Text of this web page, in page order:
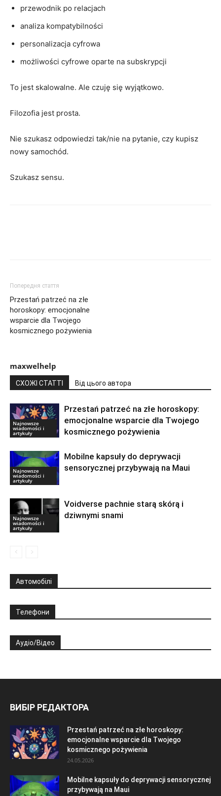
przewodnik po relacjach
analiza kompatybilności
personalizacja cyfrowa
możliwości cyfrowe oparte na subskrypcji
To jest skalowalne. Ale czuję się wyjątkowo.
Filozofia jest prosta.
Nie szukasz odpowiedzi tak/nie na pytanie, czy kupisz
nowy samochód.
Szukasz sensu.
Попередня стаття
Przestań patrzeć na złe
horoskopy: emocjonalne
wsparcie dla Twojego
kosmicznego pożywienia
maxwelhelp
СХОЖІ СТАТТІ Від цього автора
Najnowsze
wiadomości i
artykuły
Przestań patrzeć na złe horoskopy:
emocjonalne wsparcie dla Twojego
kosmicznego pożywienia
Najnowsze
wiadomości i
artykuły
Mobilne kapsuły do deprywacji
sensorycznej przybywają na Maui
Najnowsze
wiadomości i
artykuły
Voidverse pachnie starą skórą i
dziwnymi snami
Автомобілі
Телефони
Аудіо/Відео
ВИБІР РЕДАКТОРА
Przestań patrzeć na złe horoskopy:
emocjonalne wsparcie dla Twojego
kosmicznego pożywienia
24.05.2026
Mobilne kapsuły do deprywacji sensorycznej
przybywają na Maui